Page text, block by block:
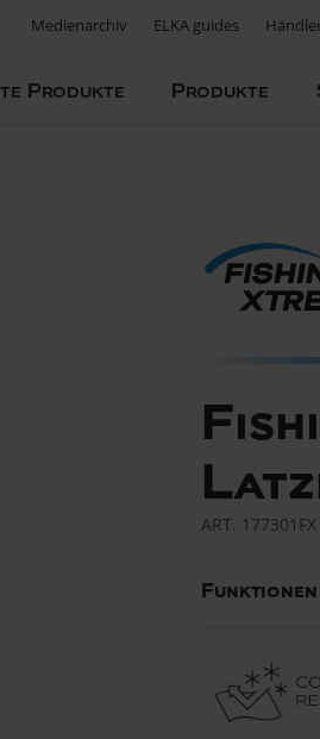
Medienarchiv ELKA guides
Produkte Produkte
ART. 177301FX
Funktionen